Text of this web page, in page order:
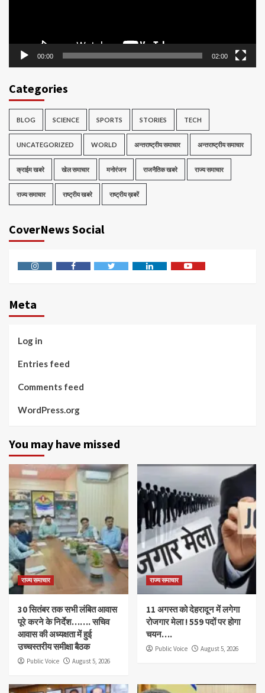
00:00 02:00
Categories
BLOG SCIENCE SPORTS STORIES TECH
UNCATEGORIZED WORLD अन्तराष्ट्रीय समाचार अन्तराष्ट्रीय समाचार
क्राईम खबरे खेल समाचार मनोरंजन राजनैतिक खबरे राज्य समाचार
राज्य समाचार राष्ट्रीय खबरे राष्ट्रीय ख़बरें
CoverNews Social
Meta
Log in
Entries feed
Comments feed
WordPress.org
You may have missed
राज्य समाचार
30 सितंबर तक सभी लंबित आवास
पूरे करने के निर्देश……. सचिव
आवास की अध्यक्षता में हुई
उच्चस्तरीय समीक्षा बैठक
Public Voice August 5, 2026
राज्य समाचार
11 अगस्त को देहरादून में लगेगा
रोजगार मेला ! 559 पदों पर होगा
चयन….
Public Voice August 5, 2026